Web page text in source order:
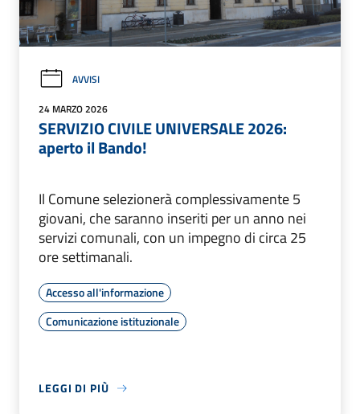
AVVISI
24 MARZO 2026
SERVIZIO CIVILE UNIVERSALE 2026:
aperto il Bando!
Il Comune selezionerà complessivamente 5
giovani, che saranno inseriti per un anno nei
servizi comunali, con un impegno di circa 25
ore settimanali.
Accesso all'informazione
Comunicazione istituzionale
LEGGI DI PIÙ